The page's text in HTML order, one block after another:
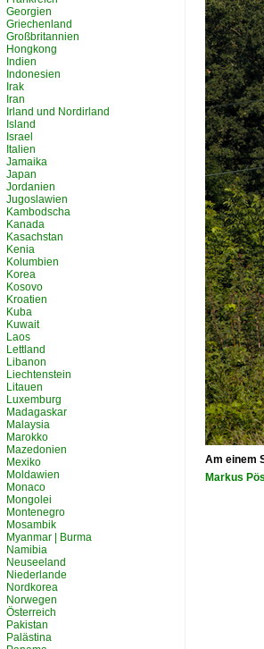
Am einem
Markus
Georgien
Griechenland
Großbritannien
Hongkong
Indien
Indonesien
Irak
Iran
Irland und Nordirland
Island
Israel
Italien
Jamaika
Japan
Jordanien
Jugoslawien
Kambodscha
Kanada
Kasachstan
Kenia
Kolumbien
Korea
Kosovo
Kroatien
Kuba
Kuwait
Laos
Lettland
Libanon
Liechtenstein
Litauen
Luxemburg
Madagaskar
Malaysia
Marokko
Mazedonien
Mexiko
Moldawien
Monaco
Mongolei
Montenegro
Mosambik
Myanmar | Burma
Namibia
Neuseeland
Niederlande
Nordkorea
Norwegen
Österreich
Pakistan
Palästina